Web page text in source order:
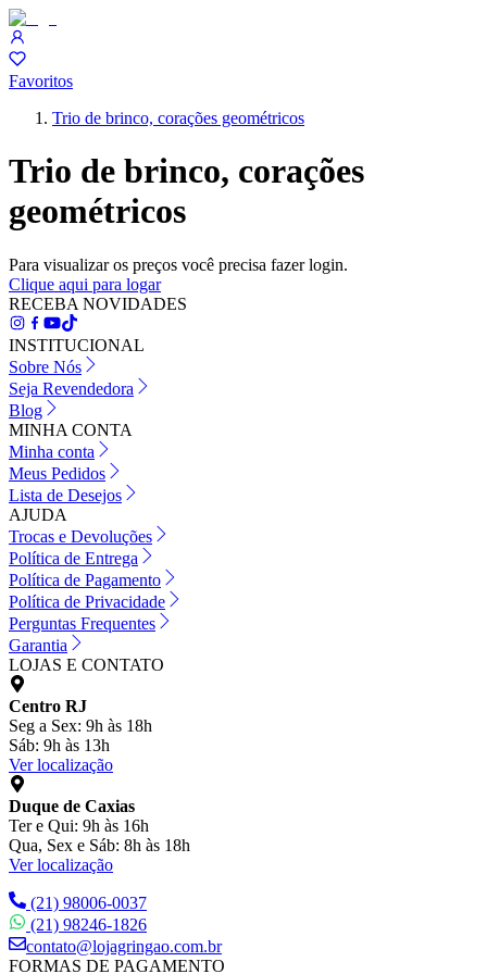
Favoritos
Trio de brinco, corações geométricos
Trio de brinco, corações
geométricos
Para visualizar os preços você precisa fazer login.
Clique aqui para logar
RECEBA NOVIDADES
INSTITUCIONAL
Sobre Nós
Seja Revendedora
Blog
MINHA CONTA
Minha conta
Meus Pedidos
Lista de Desejos
AJUDA
Trocas e Devoluções
Política de Entrega
Política de Pagamento
Política de Privacidade
Perguntas Frequentes
Garantia
LOJAS E CONTATO
Centro RJ
Seg a Sex: 9h às 18h
Sáb: 9h às 13h
Ver localização
Duque de Caxias
Ter e Qui: 9h às 16h
Qua, Sex e Sáb: 8h às 18h
Ver localização
(21) 98006-0037
(21) 98246-1826
contato@lojagringao.com.br
FORMAS DE PAGAMENTO